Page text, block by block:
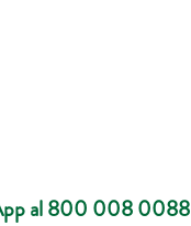
al 800 008 0088